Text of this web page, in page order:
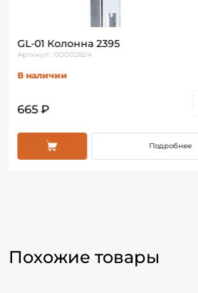
GL-01 Колонна 2395
Артикул : 00002824
В наличии
665 ₽
Подробнее
Похожие товары